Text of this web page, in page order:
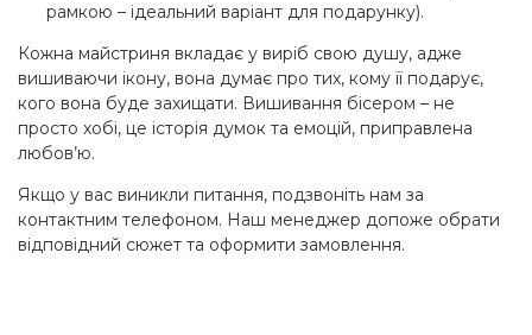
рамкою – ідеальний варіант для подарунку).
Кожна майстриня вкладає у виріб свою душу, адже
вишиваючи ікону, вона думає про тих, кому її подарує,
кого вона буде захищати. Вишивання бісером – не
просто хобі, це історія думок та емоцій, приправлена
любов’ю.
Якщо у вас виникли питання, подзвоніть нам за
контактним телефоном. Наш менеджер допоже обрати
відповідний сюжет та оформити замовлення.